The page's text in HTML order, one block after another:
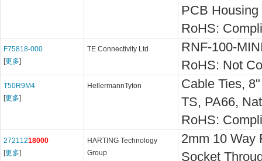
PCB Housing
RoHS:
F75818-000
[更多]
TE Connectivity Ltd
RNF-100-
RoHS: Not
T50R9M4
[更多]
HellermannTyton
Cable Ties,
TS, PA66,
RoHS:
27211218000
[更多]
HARTING Technology
Group
2mm 10 Way
Socket